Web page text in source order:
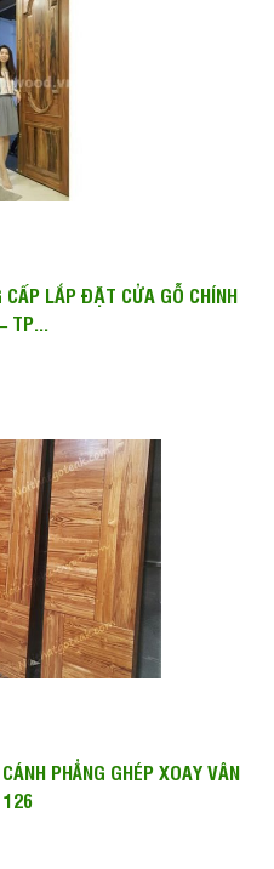
CẤP LẮP ĐẶT CỬA GỖ CHÍNH
TP...
PHẲNG GHÉP XOAY VÂN